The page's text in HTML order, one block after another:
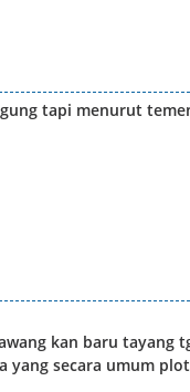
tapi menurut
kan baru tayang
yang secara umum